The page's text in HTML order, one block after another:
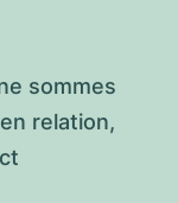
sommes
relation,